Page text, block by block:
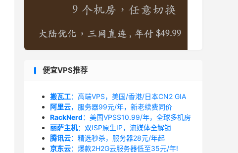
便宜VPS推荐
搬瓦工：高端VPS，美国/香港/日本CN2 GIA
阿里云，服务器99元/年，新老续费同价
RackNerd：美国VPS$10.99/年，全球多机房
丽萨主机：双ISP原生IP，流媒体全解锁
腾讯云：精选秒杀，服务器28元/年起
京东云：爆款2H2G云服务器低至35元/年!